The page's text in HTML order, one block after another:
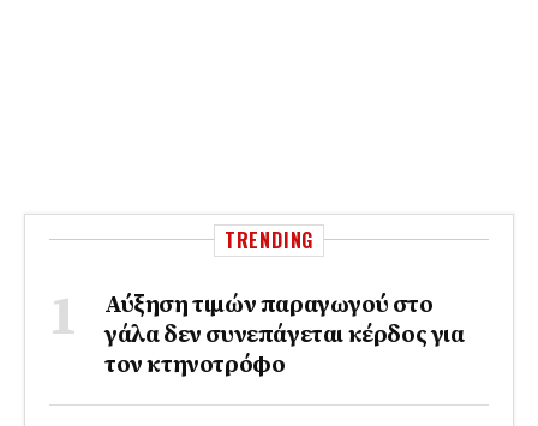
TRENDING
Αύξηση τιμών παραγωγού στο
γάλα δεν συνεπάγεται κέρδος για
τον κτηνοτρόφο